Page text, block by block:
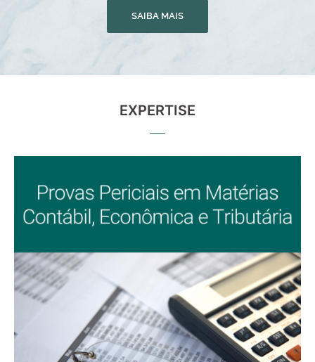
SAIBA MAIS
EXPERTISE